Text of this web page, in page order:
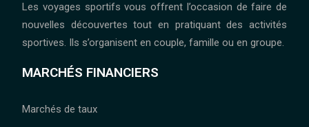
Les voyages sportifs vous offrent l’occasion de faire de
nouvelles découvertes tout en pratiquant des activités
sportives. Ils s’organisent en couple, famille ou en groupe.
MARCHÉS FINANCIERS
Marchés de taux